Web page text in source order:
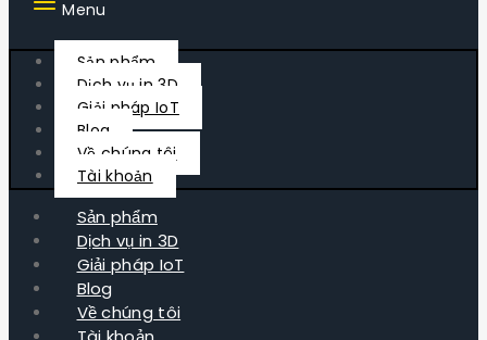
Menu
Sản phẩm
Dịch vụ in 3D
Giải pháp IoT
Blog
Về chúng tôi
Tài khoản
Sản phẩm
Dịch vụ in 3D
Giải pháp IoT
Blog
Về chúng tôi